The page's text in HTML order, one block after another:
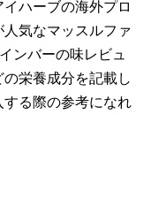
ハーブの海外プロ
気なマッスルファ
ンバーの味レビュ
栄養成分を記載し
る際の参考になれ